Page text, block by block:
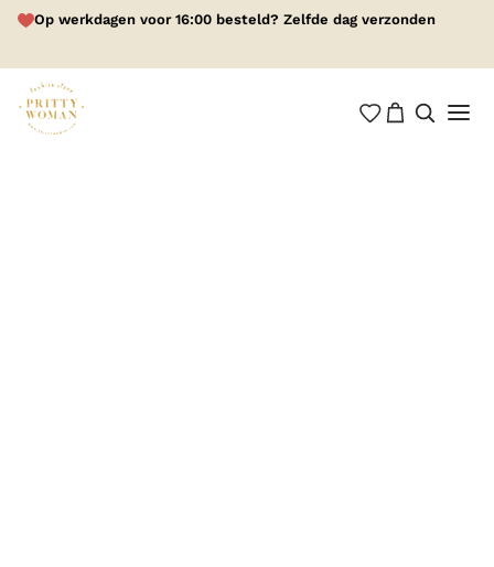
Op werkdagen voor 16:00 besteld? Zelfde dag verzonden